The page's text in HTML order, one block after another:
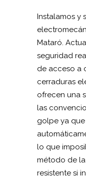
Instalamos y
Mataró.
seguridad
de acceso a
cerraduras
ofrecen una
las
golpe ya que
lo que
método de
resistente si